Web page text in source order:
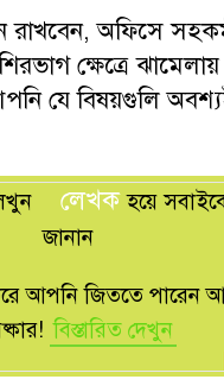
রাখবেন, অফিসে
ক্ষেত্রে
যে বিষয়গুলি
লেখকহয়ে
জানান
আপনি জিততে পারেন
বিস্তারিত দেখুন